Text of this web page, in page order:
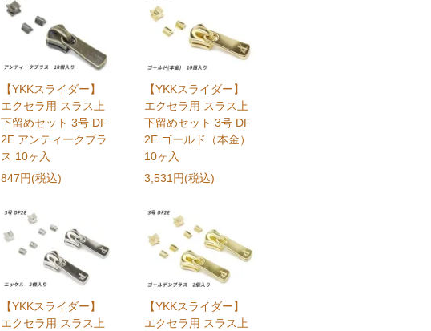
【YKKスライダー】
エクセラ用 スラス上
下留めセット 3号 DF
2E アンティークブラ
ス 10ヶ入
847円(税込)
【YKKスライダー】
エクセラ用 スラス上
下留めセット 3号 DF
2E ゴールド（本金）
10ヶ入
3,531円(税込)
【YKKスライダー】
エクセラ用 スラス上
【YKKスライダー】
エクセラ用 スラス上